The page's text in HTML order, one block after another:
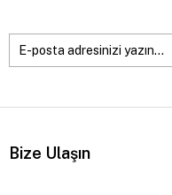
Bize Ulaşın